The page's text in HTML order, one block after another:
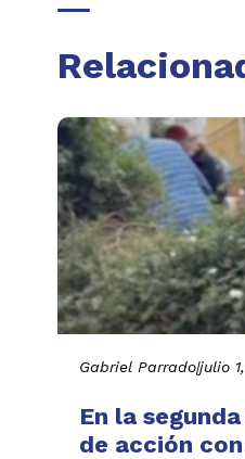
Gabriel Parrado|julio
En la
de acción